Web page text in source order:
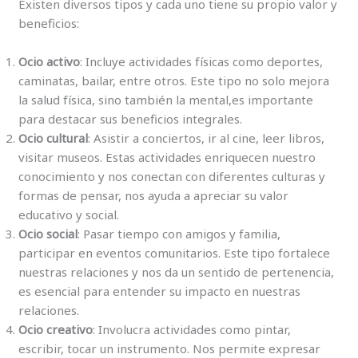
Existen diversos tipos y cada uno tiene su propio valor y
beneficios:
Ocio activo: Incluye actividades físicas como deportes,
caminatas, bailar, entre otros. Este tipo no solo mejora
la salud física, sino también la mental,es importante
para destacar sus beneficios integrales.
Ocio cultural: Asistir a conciertos, ir al cine, leer libros,
visitar museos. Estas actividades enriquecen nuestro
conocimiento y nos conectan con diferentes culturas y
formas de pensar, nos ayuda a apreciar su valor
educativo y social.
Ocio social: Pasar tiempo con amigos y familia,
participar en eventos comunitarios. Este tipo fortalece
nuestras relaciones y nos da un sentido de pertenencia,
es esencial para entender su impacto en nuestras
relaciones.
Ocio creativo: Involucra actividades como pintar,
escribir, tocar un instrumento. Nos permite expresar